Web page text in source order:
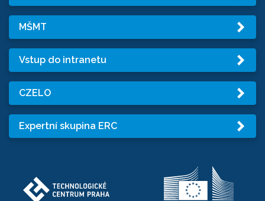
MŠMT
Vstup do intranetu
CZELO
Expertní skupina ERC